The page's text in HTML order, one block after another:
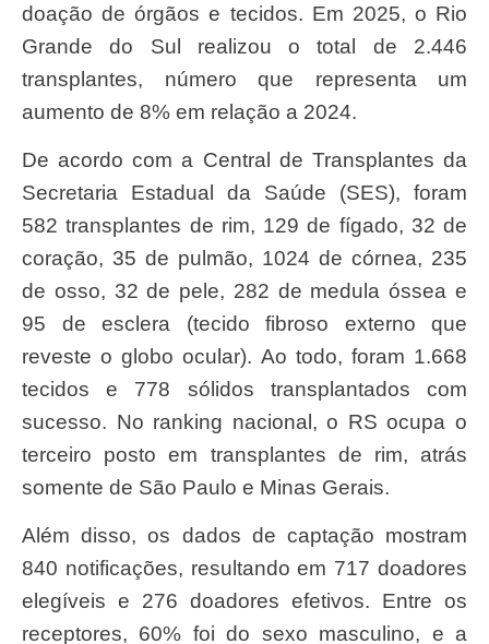
doação de órgãos e tecidos. Em 2025, o Rio
Grande do Sul realizou o total de 2.446
transplantes, número que representa um
aumento de 8% em relação a 2024.
De acordo com a Central de Transplantes da
Secretaria Estadual da Saúde (SES), foram
582 transplantes de rim, 129 de fígado, 32 de
coração, 35 de pulmão, 1024 de córnea, 235
de osso, 32 de pele, 282 de medula óssea e
95 de esclera (tecido fibroso externo que
reveste o globo ocular). Ao todo, foram 1.668
tecidos e 778 sólidos transplantados com
sucesso. No ranking nacional, o RS ocupa o
terceiro posto em transplantes de rim, atrás
somente de São Paulo e Minas Gerais.
Além disso, os dados de captação mostram
840 notificações, resultando em 717 doadores
elegíveis e 276 doadores efetivos. Entre os
receptores, 60% foi do sexo masculino, e a